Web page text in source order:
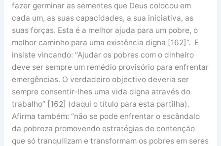
fazer germinar as sementes que Deus colocou em
cada um, as suas capacidades, a sua iniciativa, as
suas forças. Esta é a melhor ajuda para um pobre, o
melhor caminho para uma existência digna [162]”. E
insiste vincando: “Ajudar os pobres com o dinheiro
deve ser sempre um remédio provisório para enfrentar
emergências. O verdadeiro objectivo deveria ser
sempre consentir-lhes uma vida digna através do
trabalho” [162] (daqui o título para esta partilha).
Afirma também: “não se pode enfrentar o escândalo
da pobreza promovendo estratégias de contenção
que só tranquilizam e transformam os pobres em seres